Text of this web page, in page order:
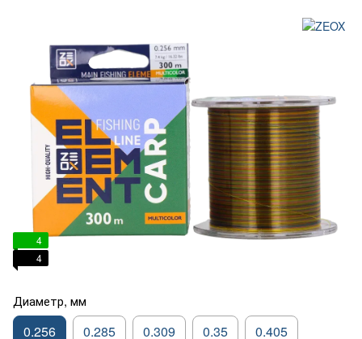
4
4
Диаметр, мм
0.256 0.285 0.309 0.35 0.405